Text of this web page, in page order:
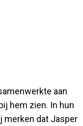
aan
hem zien. In hun
merken dat Jasper